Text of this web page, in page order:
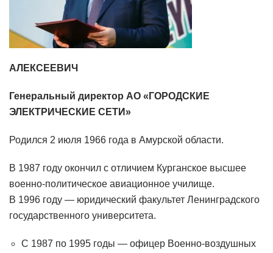
АЛЕКСЕЕВИЧ
Генеральный директор АО «ГОРОДСКИЕ
ЭЛЕКТРИЧЕСКИЕ СЕТИ»
Родился 2 июля 1966 года в Амурской области.
В 1987 году окончил с отличием Курганское высшее
военно-политическое авиационное училище.
В 1996 году — юридический факультет Ленинградского
государственного университета.
С 1987 по 1995 годы — офицер Военно-воздушных